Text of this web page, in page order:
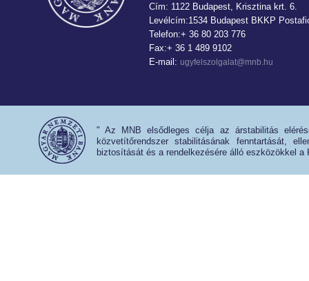
Cím: 1122 Budapest, Krisztina krt. 6.
Levélcím:1534 Budapest BKKP
Telefon:+ 36 80 203 776
Fax:+ 36 1 489 9102
E-mail: ugyfelszolgalat@mnb.hu
" Az MNB elsődleges célja az árstabilitás
közvetítőrendszer stabilitásának fenntartását,
biztosítását és a rendelkezésére álló eszközökkel a